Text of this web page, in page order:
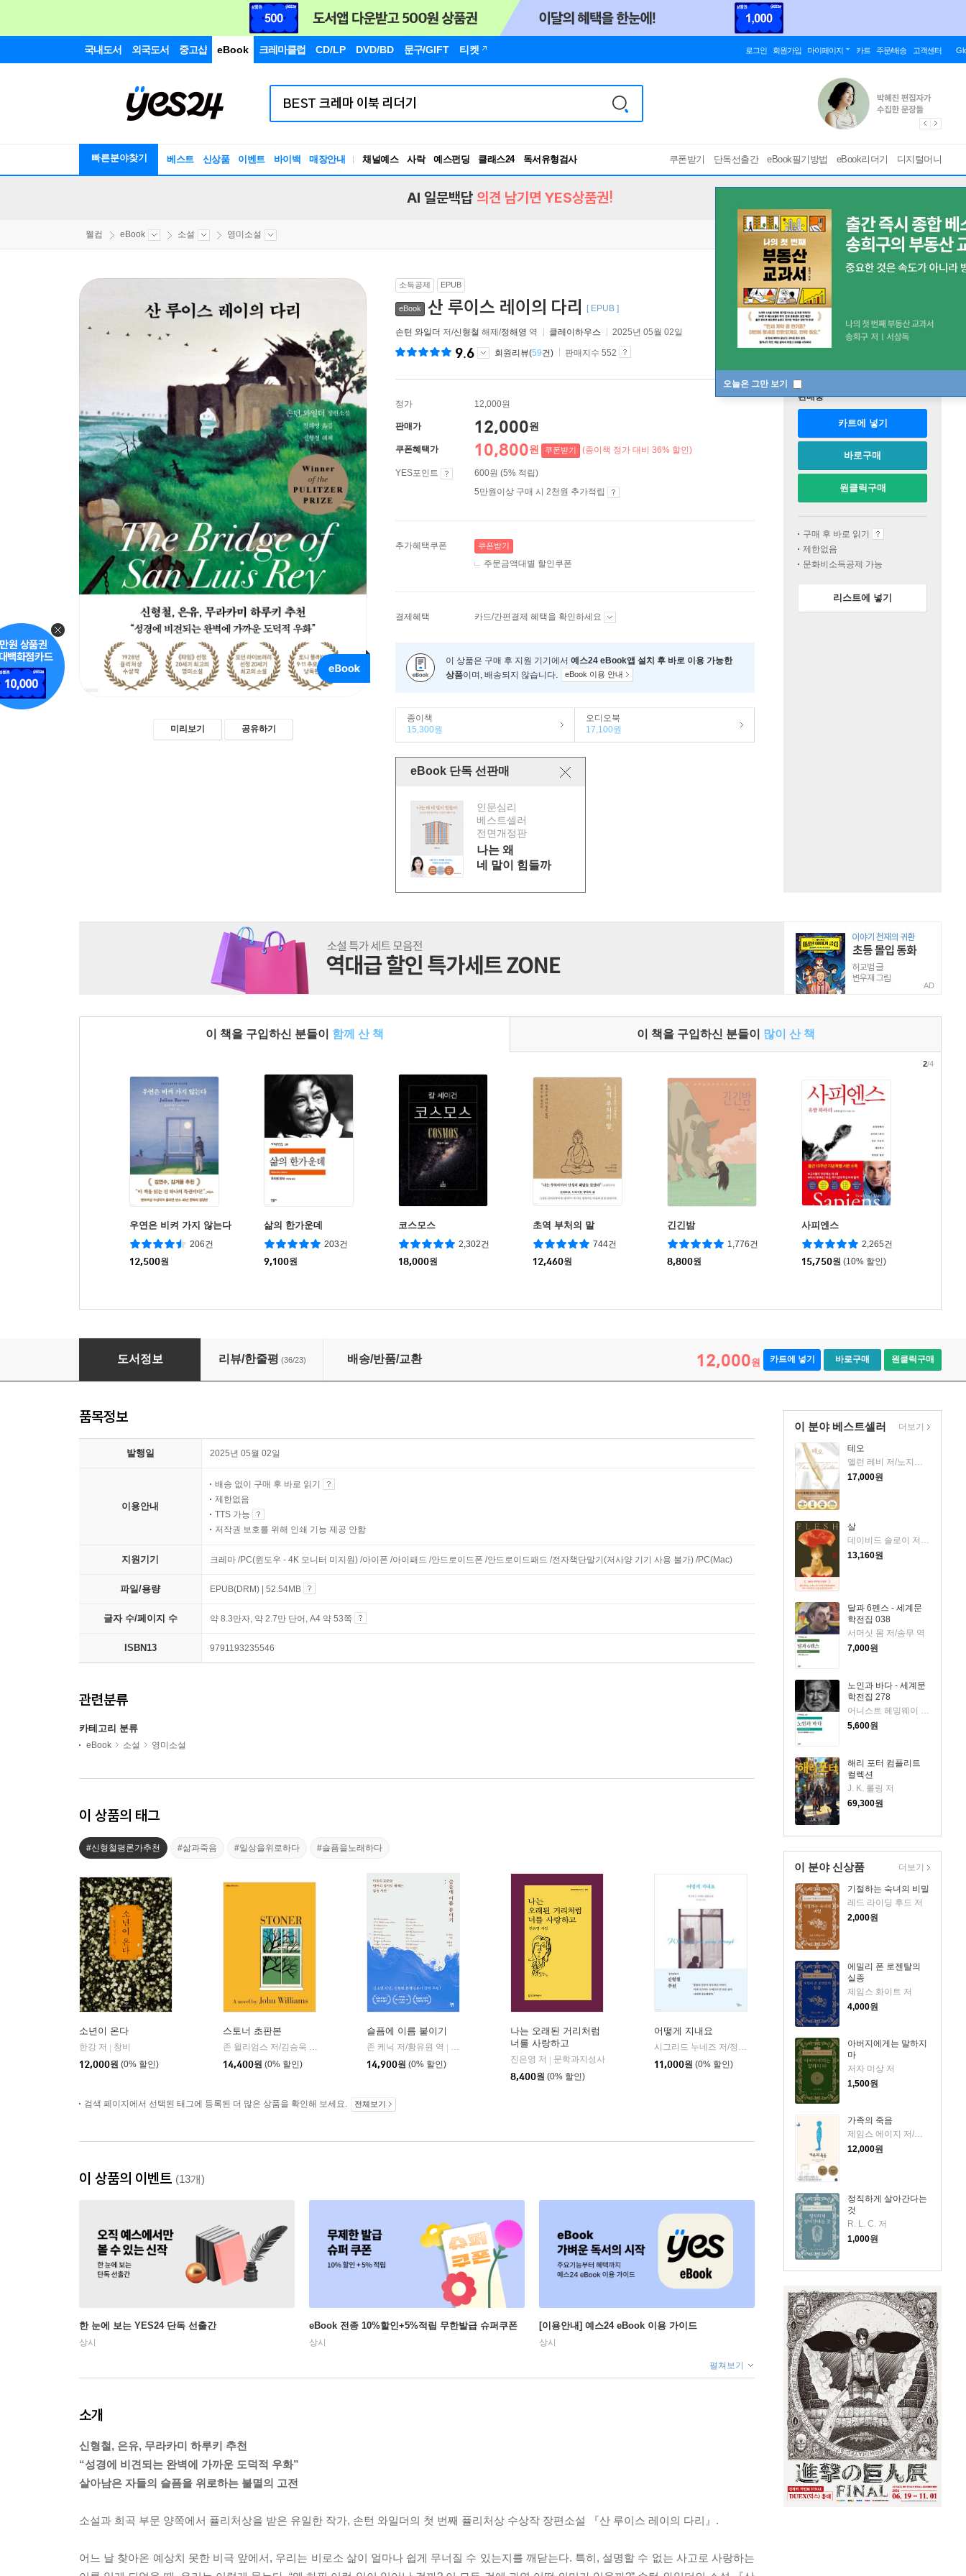
국내도서 외국도서 중고샵 eBook 크레마클럽 CD/LP DVD/BD 문구/GIFT 티켓 로그인 회원가입 마이페이지 카트 주문/배송 고객센터
빠른분야찾기 베스트 신상품 이벤트 바이백 매장안내 채널예스 사락 예스펀딩 클래스24
독서유형검사
RBTI Lab
쿠폰받기 단독선출간 eBook필기방법 eBook리더기 디지털머니
오늘은 그만 보기
AI 일문백답 의견 남기면 YES상품권!
웰컴 eBook 소설 영미소설
미리보기 공유하기
소득공제 EPUB
eBook 산 루이스 레이의 다리 [ EPUB ]
손턴 와일더 저/신형철 해제/정해영 역 클레이하우스 2025년 05월 02일
9.6 회원리뷰(59건) 판매지수 552
정가 12,000원
판매가 12,000원
쿠폰혜택가 10,800원 쿠폰받기 (종이책 정가 대비 36% 할인)
YES포인트
600원 (5% 적립)
5만원이상 구매 시 2천원 추가적립
추가혜택쿠폰 쿠폰받기
주문금액대별 할인쿠폰
결제혜택 카드/간편결제 혜택을 확인하세요
이 상품은 구매 후 지원 기기에서 예스24 eBook앱 설치 후 바로 이용 가능한
상품이며, 배송되지 않습니다. eBook 이용 안내
종이책
15,300원
오디오북
17,100원
eBook 단독 선판매
인문심리
베스트셀러
전면개정판
나는 왜
네 말이 힘들까
판매중
카트에 넣기
바로구매
원클릭구매
구매 후 바로 읽기
제한없음
문화비소득공제 가능
리스트에 넣기
AD
이 책을 구입하신 분들이 함께 산 책 이 책을 구입하신 분들이 많이 산 책
우연은 비켜 가지 않는다
206건
12,500원
삶의 한가운데
203건
9,100원
코스모스
2,302건
18,000원
초역 부처의 말
744건
12,460원
긴긴밤
1,776건
8,800원
사피엔스
2,265건
15,750원 (10% 할인)
2/4
산 루이스 레이의 다리
도서정보 리뷰/한줄평 (36/23) 배송/반품/교환 12,000원 카트에 넣기 바로구매 원클릭구매
이 분야 베스트셀러
테오
17,000원
살
데이비드 솔로이 저/송예슬 역
13,160원
달과 6펜스 - 세계문
학전집 038
서머싯 몸 저/송무 역
7,000원
노인과 바다 - 세계문
학전집 278
어니스트 헤밍웨이 저/김욱동 역
5,600원
해리 포터 컴플리트
컬렉션
J. K. 롤링 저
69,300원
더보기
이 분야 신상품
기절하는 숙녀의 비밀
레드 라이딩 후드 저
2,000원
에밀리 폰 로젠탈의
실종
제임스 화이트 저
4,000원
아버지에게는 말하지
마
저자 미상 저
1,500원
가족의 죽음
제임스 에이지 저/문희경 역
12,000원
정직하게 살아간다는
것
R. L. C. 저
1,000원
더보기
품목정보
발행일 2025년 05월 02일
이용안내
배송 없이 구매 후 바로 읽기
제한없음
TTS 가능
저작권 보호를 위해 인쇄 기능 제공 안함
지원기기 크레마 /PC(윈도우 - 4K 모니터 미지원) /아이폰 /아이패드 /안드로이드폰 /안드로이드패드 /전자책단말기(저사양 기기 사용 불가) /PC(Mac)
파일/용량 EPUB(DRM) | 52.54MB
글자 수/페이지 수 약 8.3만자, 약 2.7만 단어, A4 약 53쪽
ISBN13 9791193235546
관련분류
카테고리 분류
eBook 소설 영미소설
이 상품의 태그
#신형철평론가추천 #삶과죽음 #일상을위로하다 #슬픔을노래하다
소년이 온다
한강 저 | 창비
12,000원 (0% 할인)
스토너 초판본
알에이치코리아
14,400원 (0% 할인)
슬픔에 이름 붙이기
존 케닉 저/황유원 역 |
14,900원 (0% 할인)
나는 오래된 거리처럼
너를 사랑하고
진은영 저 | 문학과지성사
8,400원 (0% 할인)
어떻게 지내요
11,000원 (0% 할인)
검색 페이지에서 선택된 태그에 등록된 더 많은 상품을 확인해 보세요. 전체보기
이 상품의 이벤트 (13개)
한 눈에 보는 YES24 단독 선출간
상시
eBook 전종 10%할인+5%적립 무한발급 슈퍼쿠폰
상시
[이용안내] 예스24 eBook 이용 가이드
상시
펼쳐보기
소개
신형철, 은유, 무라카미 하루키 추천
“성경에 비견되는 완벽에 가까운 도덕적 우화”
살아남은 자들의 슬픔을 위로하는 불멸의 고전
소설과 희곡 부문 양쪽에서 퓰리처상을 받은 유일한 작가, 손턴 와일더의 첫 번째 퓰리처상 수상작 장편소설 『산 루이스 레이의 다리』.
어느 날 찾아온 예상치 못한 비극 앞에서, 우리는 비로소 삶이 얼마나 쉽게 무너질 수 있는지를 깨닫는다. 특히, 설명할 수 없는 사고로 사랑하는